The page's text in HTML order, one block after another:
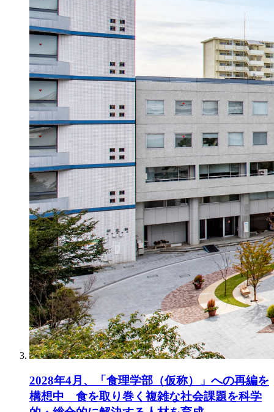
2028年4月、「食理学部（仮称）」への再編を
構想中 食を取り巻く複雑な社会課題を科学